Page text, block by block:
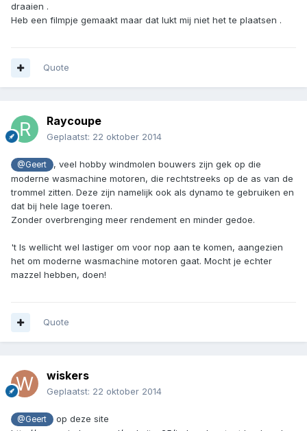
draaien .
Heb een filmpje gemaakt maar dat lukt mij niet het te plaatsen .
Quote
Raycoupe
Geplaatst: 22 oktober 2014
@Geert
, veel hobby windmolen bouwers zijn gek op die
moderne wasmachine motoren, die rechtstreeks op de as van de
trommel zitten. Deze zijn namelijk ook als dynamo te gebruiken en
dat bij hele lage toeren.
Zonder overbrenging meer rendement en minder gedoe.
't Is wellicht wel lastiger om voor nop aan te komen, aangezien
het om moderne wasmachine motoren gaat. Mocht je echter
mazzel hebben, doen!
Quote
wiskers
Geplaatst: 22 oktober 2014
@Geert
op deze site